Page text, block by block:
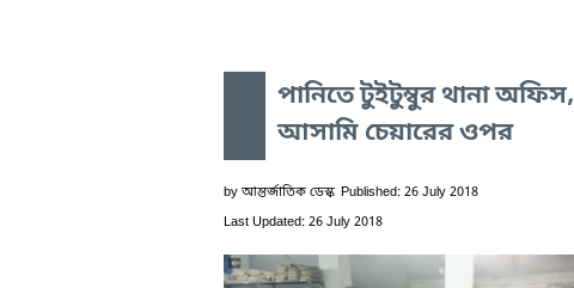
পানিতে টুইটুম্বুর থানা অফিস,
আসামি চেয়ারের ওপর
by আন্তর্জাতিক ডেস্ক Published: 26 July 2018
Last Updated: 26 July 2018